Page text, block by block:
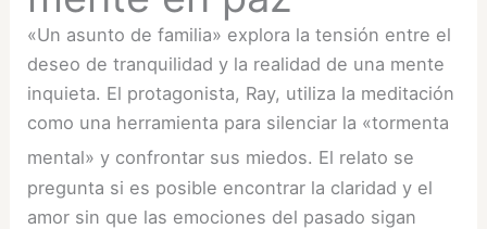
«Un asunto de familia» explora la tensión entre el
deseo de tranquilidad y la realidad de una mente
inquieta. El protagonista, Ray, utiliza la meditación
como una herramienta para silenciar la «tormenta
mental» y confrontar sus miedos. El relato se
pregunta si es posible encontrar la claridad y el
amor sin que las emociones del pasado sigan